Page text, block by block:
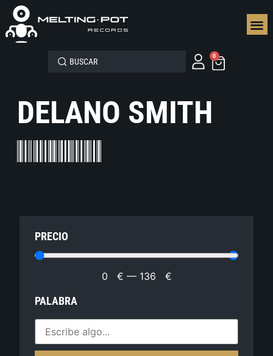
0
DELANO SMITH
PRECIO
0 € — 136 €
PALABRA